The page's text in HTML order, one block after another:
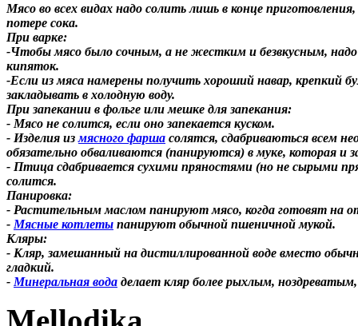
Мясо во всех видах надо солить лишь в конце
потере сока.
При варке:
-Чтобы мясо было сочным, а не жестким и безвкусным, надо
кипяток.
-Если из мяса намерены получить хороший навар, крепкий
закладывать в холодную воду.
При запекании в фольге или мешке для запекания:
- Мясо не солится, если оно запекается куском.
- Изделия измясного фарша солятся, сдабриваються всем
обязательно обваливаются (панируются) в муке, которая и
- Птица сдабривается сухими пряностями (но не сырыми
солится.
Панировка:
- Растительным маслом панируют мясо, когда готовят на
- Мясные котлеты панируют обычной пшеничной мукой.
Кляры:
- Кляр, замешанный на дистиллированной воде вместо
гладкий.
- Минеральная вода делает кляр более рыхлым,